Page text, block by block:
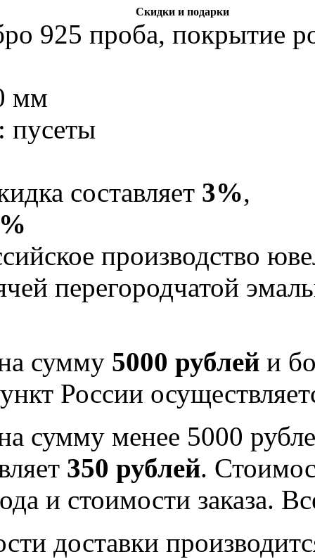
Скидки и подарки
925 проба, покрытие
мм
пусеты
составляет 3%,
производство
перегородчатой
сумму 5000 рублей и
России
сумму менее 5000
350 рублей.
и стоимости заказа.
доставки